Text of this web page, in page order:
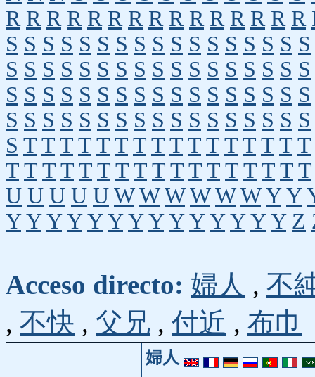
R R R R R R R R R R R R R R R
S S S S S S S S S S S S S S S S S
S S S S S S S S S S S S S S S S S
S S S S S S S S S S S S S S S S S
S S S S S S S S S S S S S S S S S
S T T T T T T T T T T T T T T T T
T T T T T T T T T T T T T T T T T
U U U U U W W W W W W Y Y
Y Y Y Y Y Y Y Y Y Y Y Y Y Y Z
Acceso directo: 婦人 , 不
, 不快 , 父兄 , 付近 , 布巾
婦人